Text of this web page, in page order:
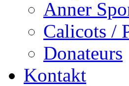
Anner
Calicots /
Donateurs
Kontakt